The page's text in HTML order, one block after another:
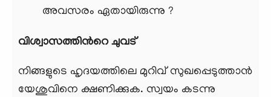
അവസരം ഏതായിരുന്നു ?
വിശ്വാസത്തിന്‍റെ ചുവട്
നിങ്ങളുടെ ഹൃദയത്തിലെ മുറിവ് സുഖപ്പെടുത്താന്‍
യേശുവിനെ ക്ഷണിക്കുക. സ്വയം കടന്നു